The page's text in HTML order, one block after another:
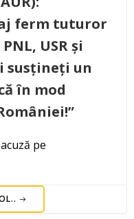
ferm tuturor
USR și
susțineți un
în mod
pe